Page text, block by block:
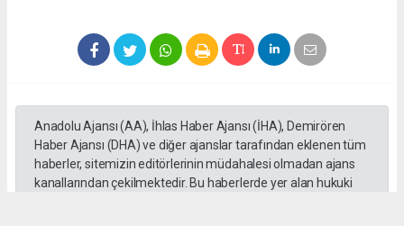
Anadolu Ajansı (AA), İhlas Haber Ajansı (İHA), Demirören
Haber Ajansı (DHA) ve diğer ajanslar tarafından eklenen tüm
haberler, sitemizin editörlerinin müdahalesi olmadan ajans
kanallarından çekilmektedir. Bu haberlerde yer alan hukuki